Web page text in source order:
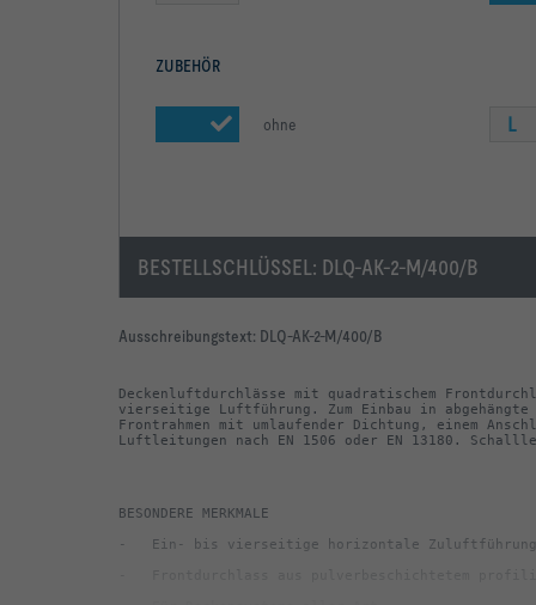
ZUBEHÖR
ohne L
BESTELLSCHLÜSSEL: DLQ-AK-2-M/400/B
Ausschreibungstext: DLQ-AK-2-M/400/B
Deckenluftdurchlässe mit quadratischem
vierseitige Luftführung. Zum Einbau in abgehängte
Frontrahmen mit umlaufender Dichtung, einem
Luftleitungen nach EN 1506 oder EN 13180.